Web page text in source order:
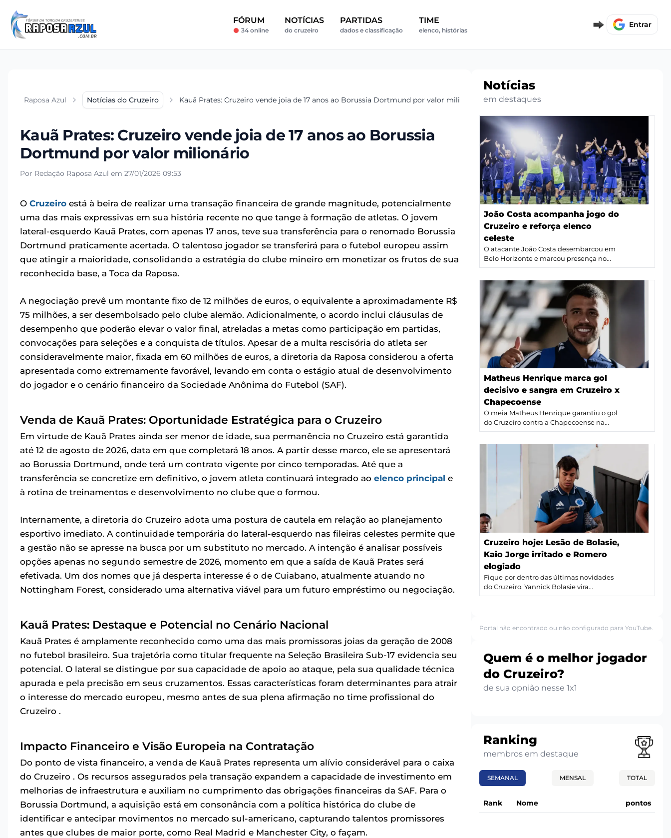
FÓRUM
34 online
NOTÍCIAS
do cruzeiro
PARTIDAS
dados e classificação
TIME
elenco, histórias
Entrar
Raposa Azul Notícias do Cruzeiro Kauã Prates: Cruzeiro vende joia de 17 anos ao Borussia Dortmund por valor milionário
Kauã Prates: Cruzeiro vende joia de 17 anos ao Borussia
Dortmund por valor milionário
Por Redação Raposa Azul em 27/01/2026 09:53
O Cruzeiro está à beira de realizar uma transação financeira de grande magnitude, potencialmente
uma das mais expressivas em sua história recente no que tange à formação de atletas. O jovem
lateral-esquerdo Kauã Prates, com apenas 17 anos, teve sua transferência para o renomado Borussia
Dortmund praticamente acertada. O talentoso jogador se transferirá para o futebol europeu assim
que atingir a maioridade, consolidando a estratégia do clube mineiro em monetizar os frutos de sua
reconhecida base, a Toca da Raposa.
A negociação prevê um montante fixo de 12 milhões de euros, o equivalente a aproximadamente R$
75 milhões, a ser desembolsado pelo clube alemão. Adicionalmente, o acordo inclui cláusulas de
desempenho que poderão elevar o valor final, atreladas a metas como participação em partidas,
convocações para seleções e a conquista de títulos. Apesar de a multa rescisória do atleta ser
consideravelmente maior, fixada em 60 milhões de euros, a diretoria da Raposa considerou a oferta
apresentada como extremamente favorável, levando em conta o estágio atual de desenvolvimento
do jogador e o cenário financeiro da Sociedade Anônima do Futebol (SAF).
Venda de Kauã Prates: Oportunidade Estratégica para o Cruzeiro
Em virtude de Kauã Prates ainda ser menor de idade, sua permanência no Cruzeiro está garantida
até 12 de agosto de 2026, data em que completará 18 anos. A partir desse marco, ele se apresentará
ao Borussia Dortmund, onde terá um contrato vigente por cinco temporadas. Até que a
transferência se concretize em definitivo, o jovem atleta continuará integrado ao elenco principal e
à rotina de treinamentos e desenvolvimento no clube que o formou.
Internamente, a diretoria do Cruzeiro adota uma postura de cautela em relação ao planejamento
esportivo imediato. A continuidade temporária do lateral-esquerdo nas fileiras celestes permite que
a gestão não se apresse na busca por um substituto no mercado. A intenção é analisar possíveis
opções apenas no segundo semestre de 2026, momento em que a saída de Kauã Prates será
efetivada. Um dos nomes que já desperta interesse é o de Cuiabano, atualmente atuando no
Nottingham Forest, considerado uma alternativa viável para um futuro empréstimo ou negociação.
Kauã Prates: Destaque e Potencial no Cenário Nacional
Kauã Prates é amplamente reconhecido como uma das mais promissoras joias da geração de 2008
no futebol brasileiro. Sua trajetória como titular frequente na Seleção Brasileira Sub-17 evidencia seu
potencial. O lateral se distingue por sua capacidade de apoio ao ataque, pela sua qualidade técnica
apurada e pela precisão em seus cruzamentos. Essas características foram determinantes para atrair
o interesse do mercado europeu, mesmo antes de sua plena afirmação no time profissional do
Cruzeiro .
Impacto Financeiro e Visão Europeia na Contratação
Do ponto de vista financeiro, a venda de Kauã Prates representa um alívio considerável para o caixa
do Cruzeiro . Os recursos assegurados pela transação expandem a capacidade de investimento em
melhorias de infraestrutura e auxiliam no cumprimento das obrigações financeiras da SAF. Para o
Borussia Dortmund, a aquisição está em consonância com a política histórica do clube de
identificar e antecipar movimentos no mercado sul-americano, capturando talentos promissores
antes que clubes de maior porte, como Real Madrid e Manchester City, o façam.
Notícias
em destaques
João Costa acompanha jogo do
Cruzeiro e reforça elenco
celeste
O atacante João Costa desembarcou em
Belo Horizonte e marcou presença no...
Matheus Henrique marca gol
decisivo e sangra em Cruzeiro x
Chapecoense
O meia Matheus Henrique garantiu o gol
do Cruzeiro contra a Chapecoense na...
Cruzeiro hoje: Lesão de Bolasie,
Kaio Jorge irritado e Romero
elogiado
Fique por dentro das últimas novidades
do Cruzeiro. Yannick Bolasie vira...
Portal não encontrado ou não configurado para YouTube.
Quem é o melhor jogador
do Cruzeiro?
de sua opnião nesse 1x1
Ranking
membros em destaque
SEMANAL MENSAL TOTAL
Rank Nome pontos